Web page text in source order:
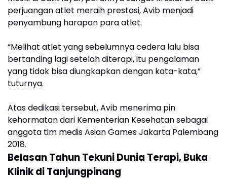
perjuangan atlet meraih prestasi, Avib menjadi
penyambung harapan para atlet.
“Melihat atlet yang sebelumnya cedera lalu bisa
bertanding lagi setelah diterapi, itu pengalaman
yang tidak bisa diungkapkan dengan kata-kata,”
tuturnya.
Atas dedikasi tersebut, Avib menerima pin
kehormatan dari Kementerian Kesehatan sebagai
anggota tim medis Asian Games Jakarta Palembang
2018.
Belasan Tahun Tekuni Dunia Terapi, Buka
Klinik di Tanjungpinang